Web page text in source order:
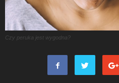
Czy peruka jest wygodna?